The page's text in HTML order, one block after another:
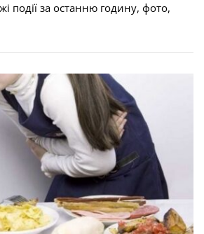
події за останню годину, фото,